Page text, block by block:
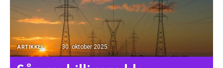
ARTIKKEL 30. oktober 2025